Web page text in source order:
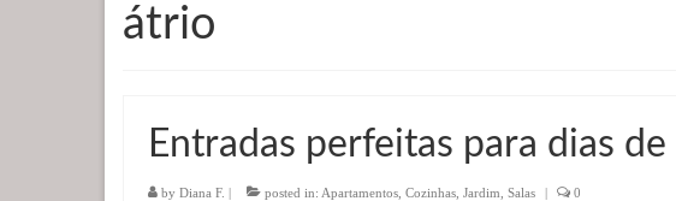
átrio
Entradas perfeitas para dias
by Diana F. | posted in: Apartamentos Cozinhas Jardim Salas | 0